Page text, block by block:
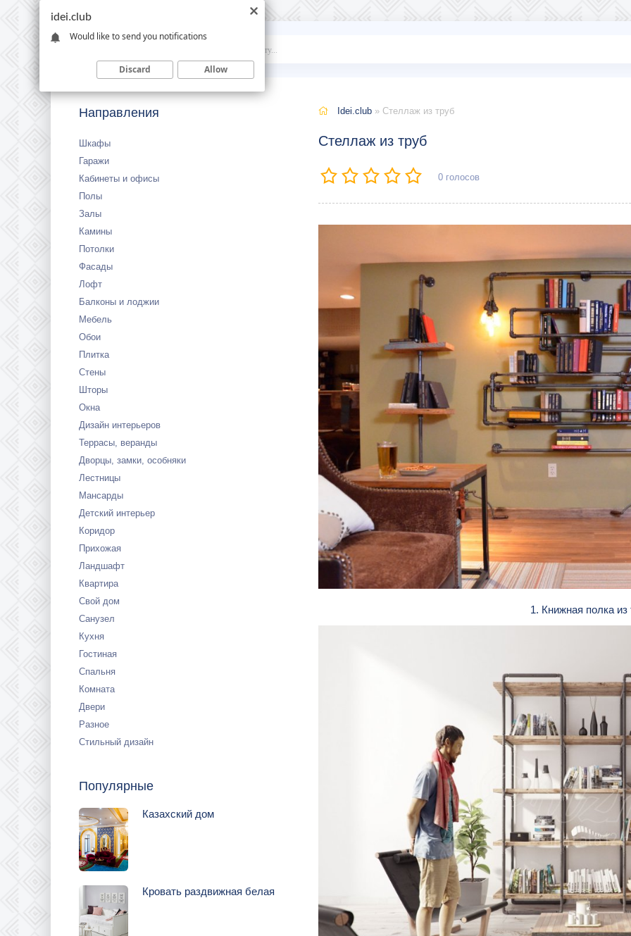
Idei
Направления
Шкафы
Гаражи
Кабинеты и офисы
Полы
Залы
Камины
Потолки
Фасады
Лофт
Балконы и лоджии
Мебель
Обои
Плитка
Стены
Шторы
Окна
Дизайн интерьеров
Террасы, веранды
Дворцы, замки, особняки
Лестницы
Мансарды
Детский интерьер
Коридор
Прихожая
Ландшафт
Квартира
Свой дом
Санузел
Кухня
Гостиная
Спальня
Комната
Двери
Разное
Стильный дизайн
Популярные
Казахский дом
Кровать раздвижная белая
Idei.club » Стеллаж из труб
Стеллаж из труб
0 голосов
1. Книжная полка
idei.club
Would like to send you notifications
Discard Allow